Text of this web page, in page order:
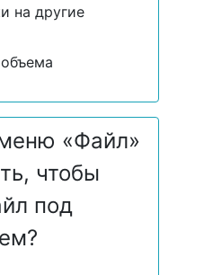
на другие
«Файл»
чтобы
под